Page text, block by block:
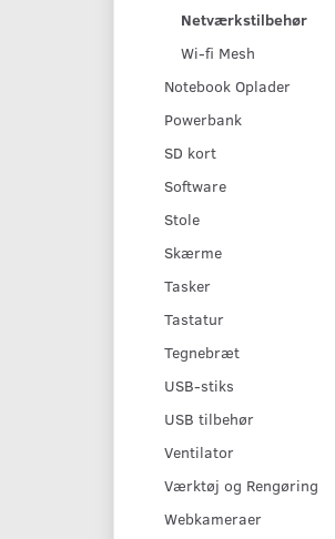
Netværkstilbehør
Wi-fi Mesh
Notebook Oplader
Powerbank
SD kort
Software
Stole
Skærme
Tasker
Tastatur
Tegnebræt
USB-stiks
USB tilbehør
Ventilator
Værktøj og Rengøring
Webkameraer